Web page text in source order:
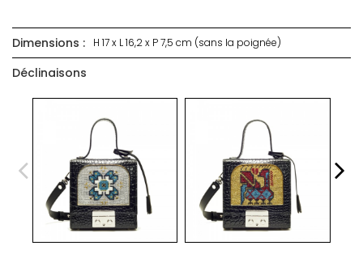
Dimensions : H 17 x L 16,2 x P 7,5 cm (sans la poignée)
Déclinaisons